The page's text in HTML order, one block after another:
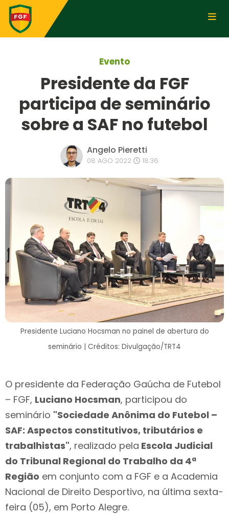
Evento
Presidente da FGF
participa de seminário
sobre a SAF no futebol
Angelo Pieretti
08 AGO 2022 18:36
Presidente Luciano Hocsman no painel de abertura do
seminário | Créditos: Divulgação/TRT4
O presidente da Federação Gaúcha de Futebol
– FGF, Luciano Hocsman, participou do
seminário "Sociedade Anônima do Futebol –
SAF: Aspectos constitutivos, tributários e
trabalhistas", realizado pela Escola Judicial
do Tribunal Regional do Trabalho da 4ª
Região em conjunto com a FGF e a Academia
Nacional de Direito Desportivo, na última sexta-
feira (05), em Porto Alegre.